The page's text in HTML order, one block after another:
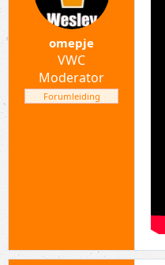
omepje
VWC
Moderator
Forumleiding